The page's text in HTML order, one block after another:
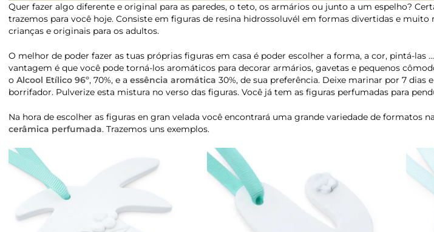
Quer fazer algo diferente e original para as paredes, o teto, os armários ou junto a um espelho?
trazemos para você hoje. Consiste em figuras de resina hidrossoluvél em formas divertidas e muito
crianças e originais para os adultos.
O melhor de poder fazer as tuas próprias figuras em casa é poder escolher a forma, a cor, pintá-las
vantagem é que você pode torná-los aromáticos para decorar armários, gavetas e pequenos
o Alcool Etílico 96º, 70%, e a essência aromática 30%, de sua preferência. Deixe marinar por 7
borrifador. Pulverize esta mistura no verso das figuras. Você já tem as figuras perfumadas para
Na hora de escolher as figuras en gran velada você encontrará uma grande variedade de formatos na
cerâmica perfumada. Trazemos uns exemplos.